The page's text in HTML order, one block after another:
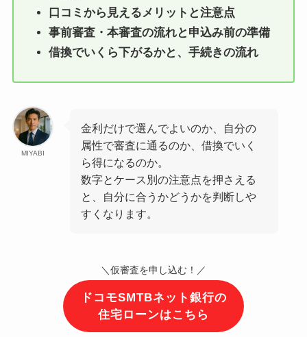
口コミから見えるメリットと注意点
事前審査・本審査の流れと申込み前の準備
借換でいくら下がるかと、手続きの流れ
MIYABI
金利だけで選んでよいのか、自分の
属性で審査に通るのか、借換でいく
ら得になるのか。
数字とケース別の注意点を押さえる
と、自分に合うかどうかを判断しや
すくなります。
＼仮審査を申し込む！／
ドコモSMTBネット銀行の
住宅ローンはこちら